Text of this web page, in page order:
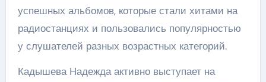
успешных альбомов, которые стали хитами на
радиостанциях и пользовались популярностью
у слушателей разных возрастных категорий.
Кадышева Надежда активно выступает на